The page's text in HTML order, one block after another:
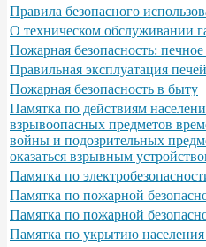
Правила безопасного
О техническом обслуживании
Пожарная безопасность:
Правильная эксплуатация
Пожарная безопасность в быту
Памятка по действиям
взрывоопасных предметов
войны и подозрительных
оказаться взрывным
Памятка по
Памятка по пожарной
Памятка по пожарной
Памятка по укрытию